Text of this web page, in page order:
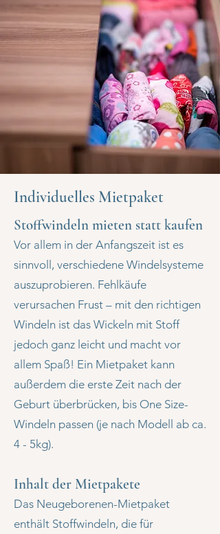
Individuelles Mietpaket
Stoffwindeln mieten statt kaufen
Vor allem in der Anfangszeit ist es
sinnvoll, verschiedene Windelsysteme
auszuprobieren. Fehlkäufe
verursachen Frust – mit den richtigen
Windeln ist das Wickeln mit Stoff
jedoch ganz leicht und macht vor
allem Spaß! Ein Mietpaket kann
außerdem die erste Zeit nach der
Geburt überbrücken, bis One Size-
Windeln passen (je nach Modell ab ca.
4 - 5kg).
Inhalt der Mietpakete​
Das Neugeborenen-Mietpaket
enthält Stoffwindeln, die für